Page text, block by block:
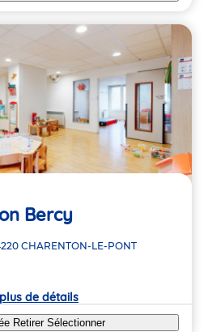
Bercy
CHARENTON-LE-PONT
de détails
Retirer Sélectionner